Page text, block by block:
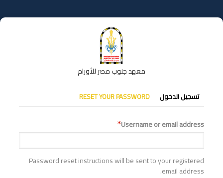
إلى
المحتوى
معهد جنوب مصر للأورام
التبويبات
الأساسية
تسجيل الدخول RESET YOUR PASSWORD
Username or email address
Password reset instructions will be sent to your registered
email address.